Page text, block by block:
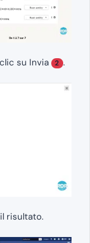
su Invia 2 .
risultato.